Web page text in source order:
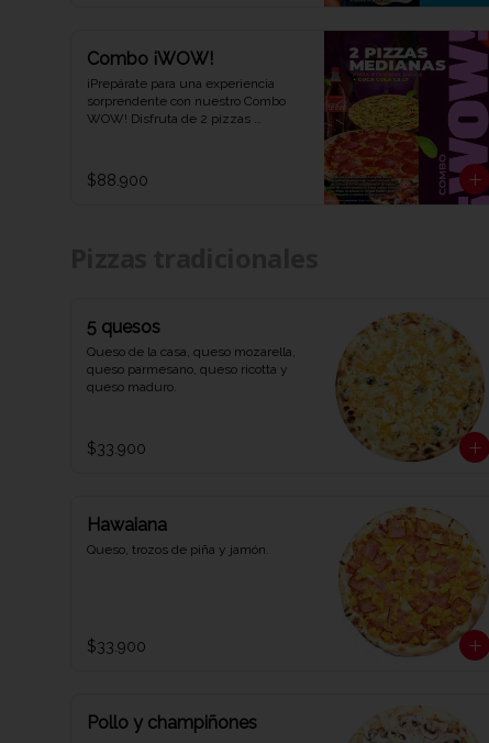
Combo ¡WOW!
¡Prepárate para una experiencia
sorprendente con nuestro Combo
WOW! Disfruta de 2 pizzas
Coca-Cola de 1,5 litros. Una
combinación explosiva de sabores y
$88.900
5 quesos
Queso de la casa, queso mozarella,
queso parmesano, queso ricotta y
queso maduro.
$33.900
Hawaiana
Queso, trozos de piña y jamón.
$33.900
Pollo y champiñones